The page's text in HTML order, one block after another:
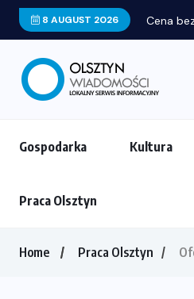
8 AUGUST 2026 Cena
Gospodarka Kultura
Praca Olsztyn
Home Praca Olsztyn